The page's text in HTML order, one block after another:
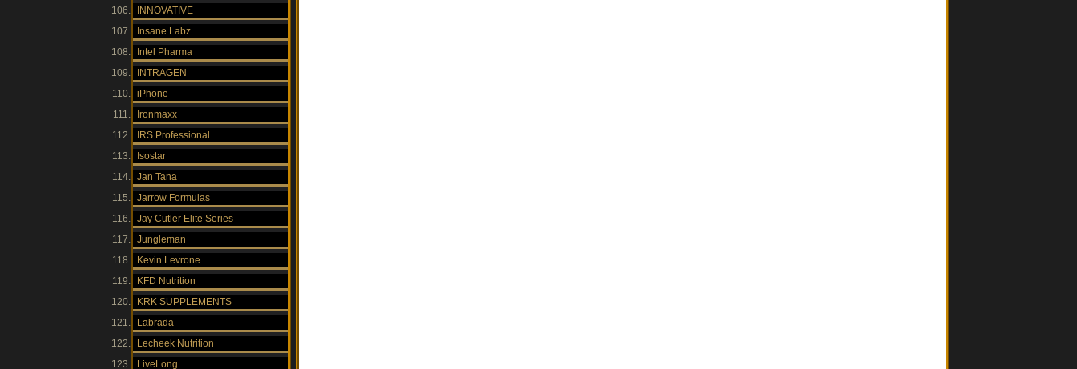
INNOVATIVE
Insane Labz
Intel Pharma
INTRAGEN
iPhone
Ironmaxx
IRS Professional
Isostar
Jan Tana
Jarrow Formulas
Jay Cutler Elite Series
Jungleman
Kevin Levrone
KFD Nutrition
KRK SUPPLEMENTS
Labrada
Lecheek Nutrition
LiveLong